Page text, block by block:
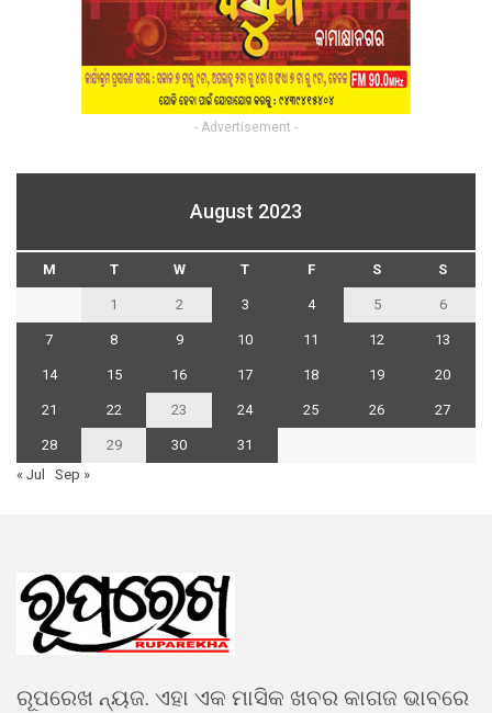
- Advertisement -
August 2023
M T W T F S S
1 2 3 4 5 6
7 8 9 10 11 12 13
14 15 16 17 18 19 20
21 22 23 24 25 26 27
28 29 30
31
« Jul
Sep »
ରୂପରେଖ ନ୍ୟଜ. ଏହା ଏକ ମାସିକ ଖବର କାଗଜ ଭାବରେ